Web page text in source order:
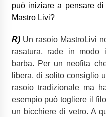
può iniziare a pensare
Mastro Livi?
R) Un rasoio MastroLivi
rasatura, rade in modo
barba. Per un neofita
libera, di solito consiglio
rasoio tradizionale ma
esempio può togliere il
un bicchiere di vetro. A